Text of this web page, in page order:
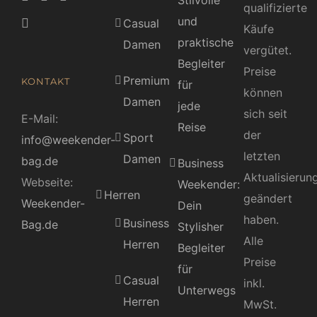
KONTAKT
E-Mail:
info@weekender-
bag.de
Webseite:
Weekender-
Bag.de
Casual
Damen
Premium
Damen
Sport
Damen
Herren
Business
Herren
Casual
Herren
und
praktische
Begleiter
für
jede
Reise
Business
Weekender:
Dein
Stylisher
Begleiter
für
Unterwegs
qualifizierte
Käufe
vergütet.
Preise
können
sich seit
der
letzten
geändert
haben.
Alle
Preise
inkl.
MwSt.